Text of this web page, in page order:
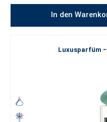
In den
Luxusparfüm